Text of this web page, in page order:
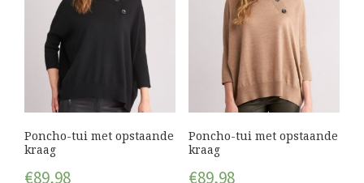
Poncho-tui met opstaande
kraag
€89,98
Poncho-tui met opstaande
kraag
€89,98